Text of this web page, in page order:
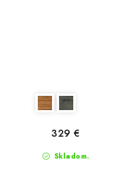
Skladom.
329 €